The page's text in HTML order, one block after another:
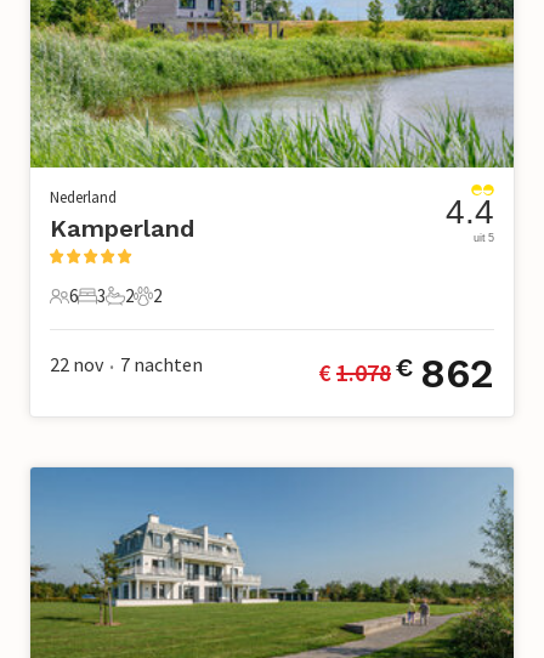
Nederland
Kamperland
6 Gasten
6
3 Slaapkamers
3
2 Badkamers
2
2 Huisdieren
2
4.4
uit 5
22 nov • 7 nachten € 1.078€ 862